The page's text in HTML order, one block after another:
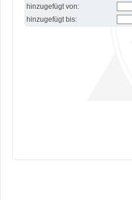
hinzugefügt von:
hinzugefügt bis: